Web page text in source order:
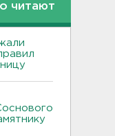
читают